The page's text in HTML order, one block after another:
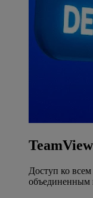
Доступ ко
объединенным